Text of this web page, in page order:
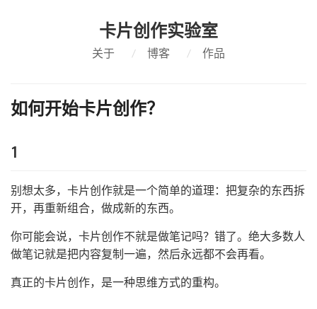
卡片创作实验室
关于 / 博客 / 作品
如何开始卡片创作？
1
别想太多，卡片创作就是一个简单的道理：把复杂的东西拆
开，再重新组合，做成新的东西。
你可能会说，卡片创作不就是做笔记吗？错了。绝大多数人
做笔记就是把内容复制一遍，然后永远都不会再看。
真正的卡片创作，是一种思维方式的重构。